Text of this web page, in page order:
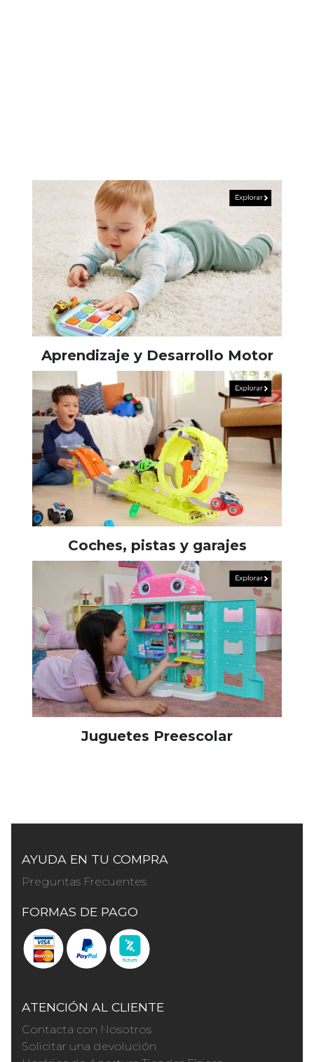
Aprendizaje y Desarrollo Motor
Coches, pistas y garajes
Juguetes Preescolar
AYUDA EN TU COMPRA
Preguntas Frecuentes
FORMAS DE PAGO
ATENCIÓN AL CLIENTE
Contacta con Nosotros
Solicitar una devolución